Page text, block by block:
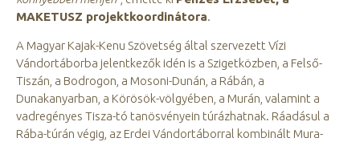
MAKETUSZ projektkoordinátora.
A Magyar Kajak-Kenu Szövetség által szervezett Vízi
Vándortáborba jelentkezők idén is a Szigetközben, a Felső-
Tiszán, a Bodrogon, a Mosoni-Dunán, a Rábán, a
Dunakanyarban, a Körösök-völgyében, a Murán, valamint a
vadregényes Tisza-tó tanösvényein túrázhatnak. Ráadásul a
Rába-túrán végig, az Erdei Vándortáborral kombinált Mura-